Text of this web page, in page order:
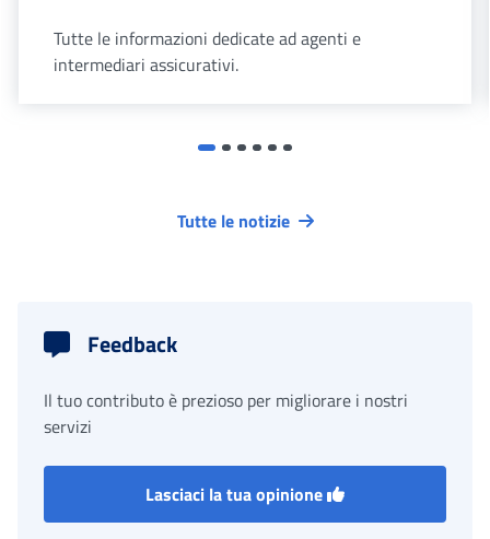
Tutte le informazioni dedicate ad agenti e
intermediari assicurativi.
Tutte le notizie
Feedback
Il tuo contributo è prezioso per migliorare i nostri
servizi
Lasciaci la tua opinione